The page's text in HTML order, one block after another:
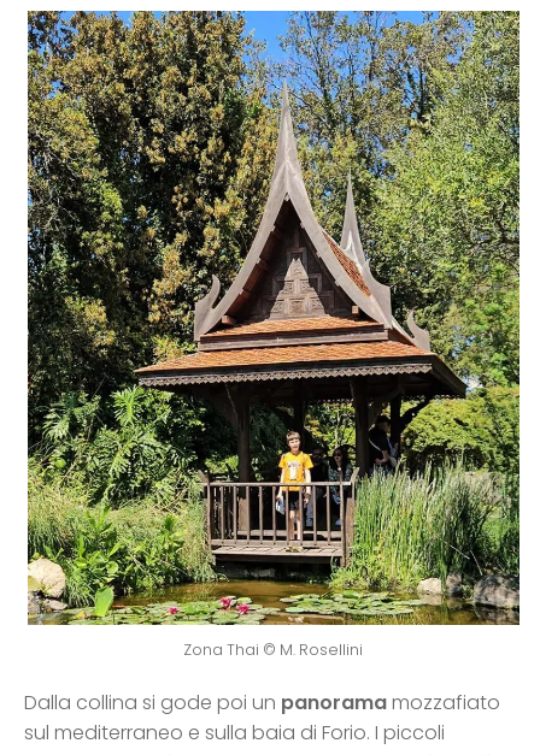
Zona Thai © M. Rosellini
Dalla collina si gode poi un panoramamozzafiato
sul mediterraneo e sulla baia di Forio. I piccoli